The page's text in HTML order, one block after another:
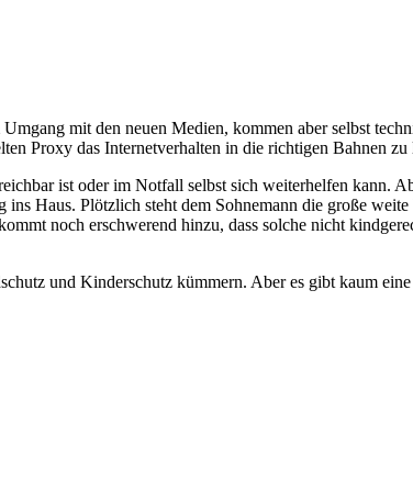
mit den neuen Medien, kommen aber selbst
Proxy das Internetverhalten in die richtigen Bahnen zu
ist oder im Notfall selbst sich weiterhelfen kann.
Haus. Plötzlich steht dem Sohnemann die große
noch erschwerend hinzu, dass solche nicht
und Kinderschutz kümmern. Aber es gibt kaum